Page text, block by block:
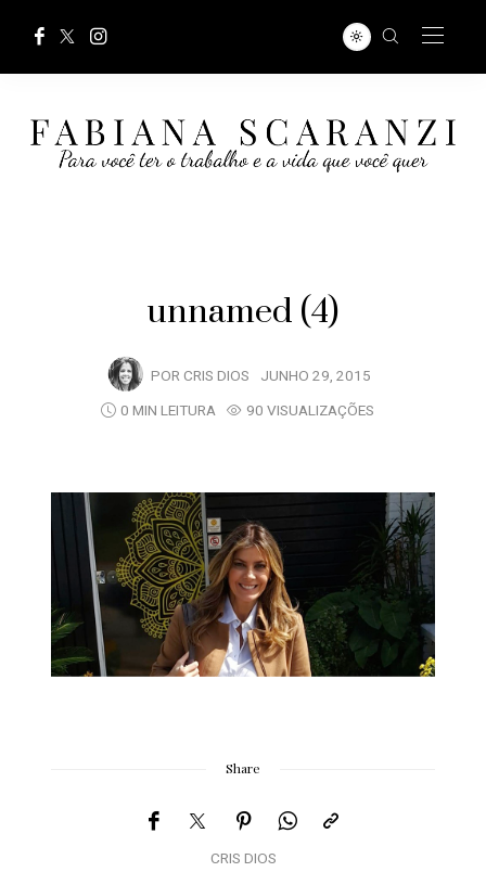
unnamed (4)
POR CRIS DIOS JUNHO 29, 2015
0 MIN LEITURA
90 VISUALIZAÇÕES
Share
CRIS DIOS